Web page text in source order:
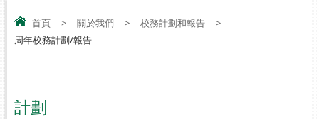
首頁 > 關於我們 > 校務計劃和報告
>
周年校務計劃/報告
計劃